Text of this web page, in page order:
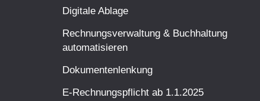
Digitale Ablage
Rechnungsverwaltung & Buchhaltung
automatisieren
Dokumentenlenkung
E-Rechnungspflicht ab 1.1.2025